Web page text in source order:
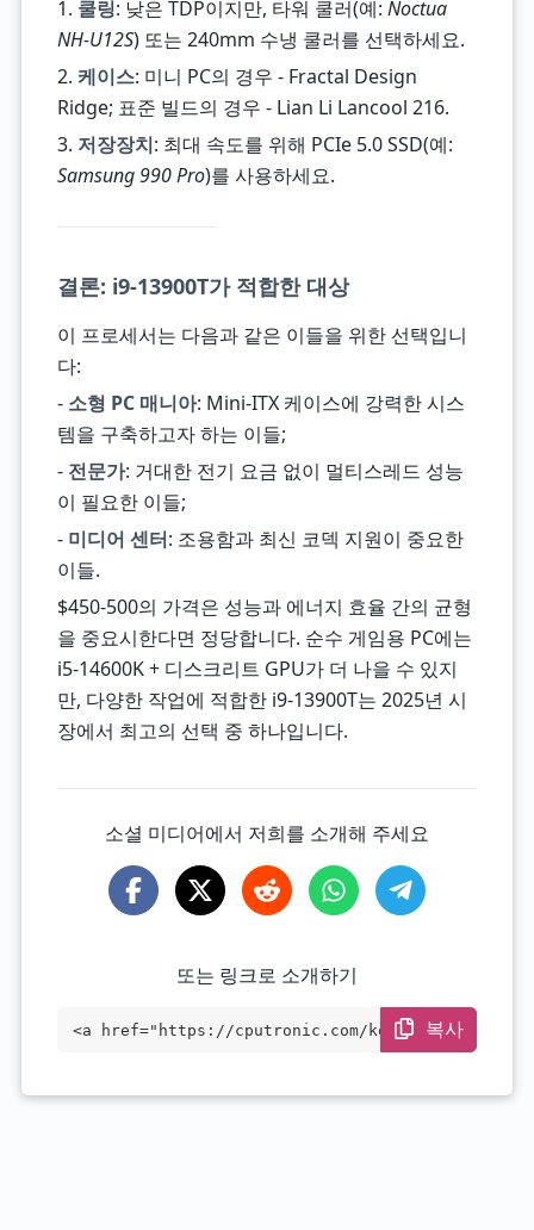
1. 쿨링: 낮은 TDP이지만, 타워 쿨러(예: Noctua
NH-U12S) 또는 240mm 수냉 쿨러를 선택하세요.
2. 케이스: 미니 PC의 경우 - Fractal Design
Ridge; 표준 빌드의 경우 - Lian Li Lancool 216.
3. 저장장치: 최대 속도를 위해 PCIe 5.0 SSD(예:
Samsung 990 Pro)를 사용하세요.
결론: i9-13900T가 적합한 대상
이 프로세서는 다음과 같은 이들을 위한 선택입니
다:
- 소형 PC 매니아: Mini-ITX 케이스에 강력한 시스
템을 구축하고자 하는 이들;
- 전문가: 거대한 전기 요금 없이 멀티스레드 성능
이 필요한 이들;
- 미디어 센터: 조용함과 최신 코덱 지원이 중요한
이들.
$450-500의 가격은 성능과 에너지 효율 간의 균형
을 중요시한다면 정당합니다. 순수 게임용 PC에는
i5-14600K + 디스크리트 GPU가 더 나을 수 있지
만, 다양한 작업에 적합한 i9-13900T는 2025년 시
장에서 최고의 선택 중 하나입니다.
소셜 미디어에서 저희를 소개해 주세요
또는 링크로 소개하기
<a href="https://cputronic.com/ko/cpu/in
복사